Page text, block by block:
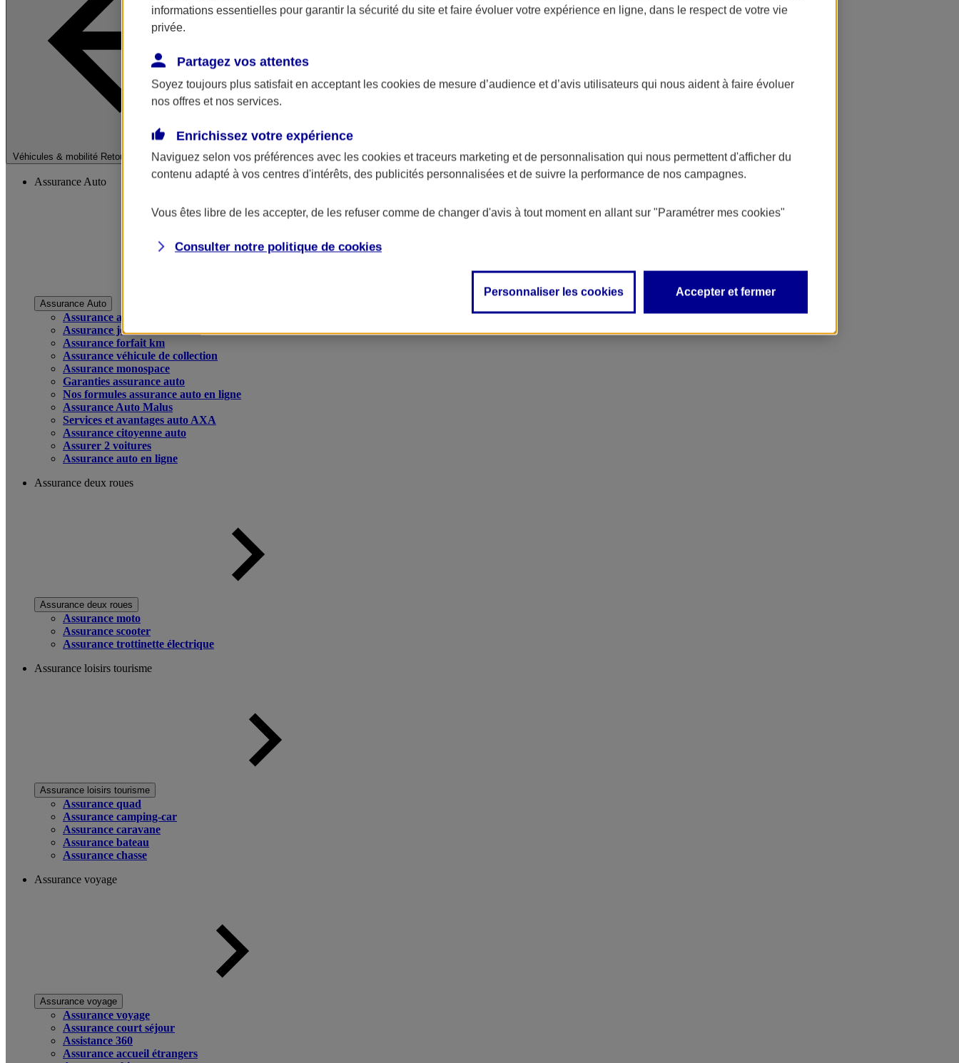
Véhicules & mobilité Retour à la section précédente
Fermer le menu principal
Assurance Auto
Assurance Auto
Assurance auto
Assurance jeune conducteur
Assurance forfait km
Assurance véhicule de collection
Assurance monospace
Garanties assurance auto
Nos formules assurance auto en ligne
Assurance Auto Malus
Services et avantages auto AXA
Assurance citoyenne auto
Assurer 2 voitures
Assurance auto en ligne
Assurance deux roues
Assurance deux roues
Assurance moto
Assurance scooter
Assurance trottinette électrique
Assurance loisirs tourisme
Assurance loisirs tourisme
Assurance quad
Assurance camping-car
Assurance caravane
Assurance bateau
Assurance chasse
Assurance voyage
Assurance voyage
Assurance voyage
Assurance court séjour
Assistance 360
Assurance accueil étrangers
informations essentielles pour garantir la sécurité du site et faire évoluer votre expérience en ligne, dans le respect de votre vie
privée.
Partagez vos attentes
Soyez toujours plus satisfait en acceptant les cookies de mesure d’audience et d’avis utilisateurs qui nous aident à faire évoluer
nos offres et nos services.
Enrichissez votre expérience
Naviguez selon vos préférences avec les cookies et traceurs marketing et de personnalisation qui nous permettent d'afficher du
contenu adapté à vos centres d'intérêts, des publicités personnalisées et de suivre la performance de nos campagnes.
Vous êtes libre de les accepter, de les refuser comme de changer d'avis à tout moment en allant sur "Paramétrer mes cookies"
Consulter notre politique de cookies
Personnaliser les cookies Accepter et fermer